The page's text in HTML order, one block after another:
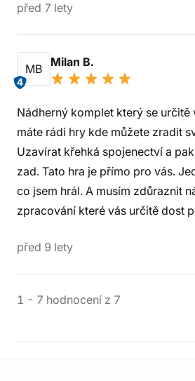
před 7 lety
MB
4
Milan B.
Nádherný komplet který se
máte rádi hry kde můžete zradit
Uzavírat křehká spojenectví a
zad. Tato hra je přímo pro vás.
co jsem hrál. A musím zdůraznit
zpracování které vás určitě dost
před 9 lety
1 - 7 hodnocení z 7